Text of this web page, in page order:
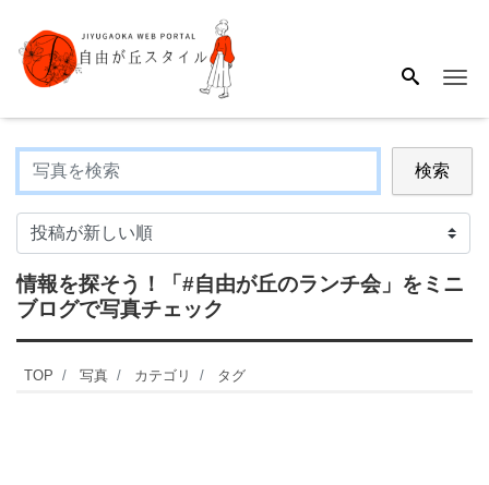
検索
情報を探そう！ 「#自由が丘のランチ会」 をミニ
ブログで写真チェック
TOP 写真 カテゴリ タグ